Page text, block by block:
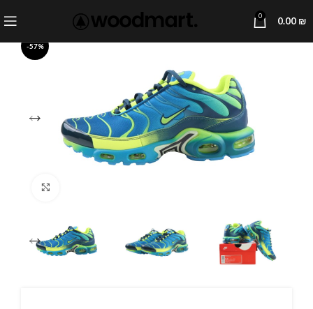
0 0.00 ₪
-57%